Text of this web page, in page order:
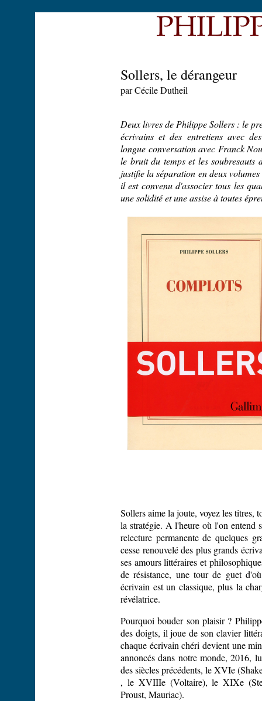
Sollers, le dérangeur
par Cécile Dutheil
Deux livres de Philippe Sollers : le
écrivains et des entretiens avec
longue conversation avec Franck
le bruit du temps et les soubresauts
justifie la séparation en deux
il est convenu d'associer tous les
une solidité et une assise à toutes
Sollers aime la joute, voyez les titres,
la stratégie. A l'heure où l'on entend
relecture permanente de quelques
cesse renouvelé des plus grands
ses amours littéraires et
de résistance, une tour de guet
écrivain est un classique, plus la
révélatrice.
Pourquoi bouder son plaisir ?
des doigts, il joue de son clavier
chaque écrivain chéri devient une
annoncés dans notre monde, 2016,
des siècles précédents, le XVIe
, le XVIIIe (Voltaire), le XIXe
Proust, Mauriac).